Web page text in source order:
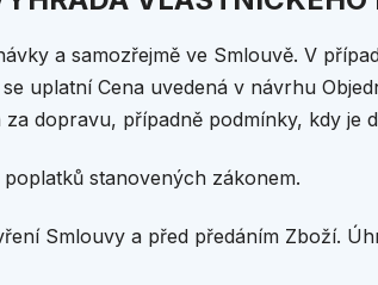
a samozřejmě ve Smlouvě. V
uplatní Cena uvedená v návrhu
dopravu, případně podmínky, kdy je
stanovených zákonem.
Smlouvy a před předáním Zboží.